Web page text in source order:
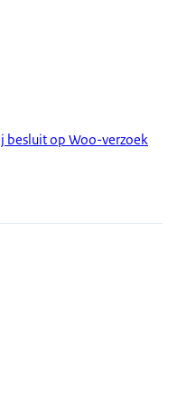
besluit op Woo-verzoek